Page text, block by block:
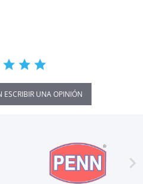
ESCRIBIR UNA OPINIÓN
